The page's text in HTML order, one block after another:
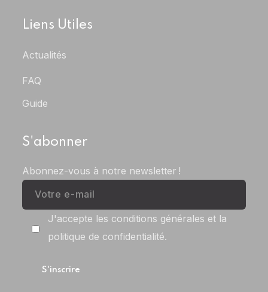
Liens Utiles
Actualités
FAQ
Guide
S'abonner
Abonnez-vous à notre newsletter !
J'accepte les conditions générales et la
politique de confidentialité.